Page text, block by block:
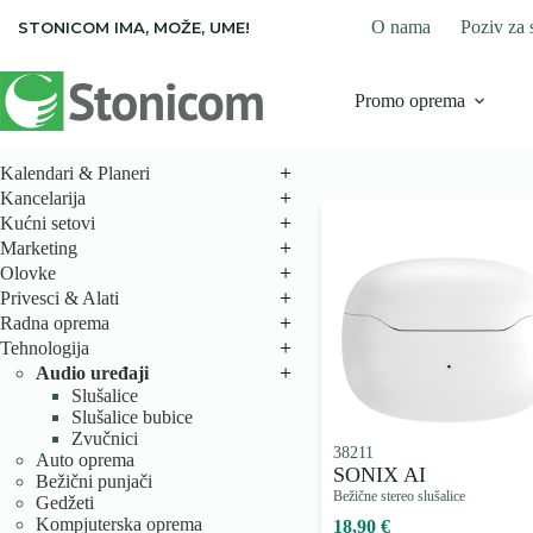
STONICOM IMA, MOŽE, UME! O nama Poziv za
Promo oprema
Kalendari & Planeri +
Kancelarija +
Kućni setovi +
Marketing +
Olovke +
Privesci & Alati +
Radna oprema +
Tehnologija +
Audio uređaji +
Slušalice
Slušalice bubice
Zvučnici
Auto oprema
Bežični punjači
Gedžeti
Kompjuterska oprema
38211
SONIX AI
Bežične stereo slušalice
18,90 €